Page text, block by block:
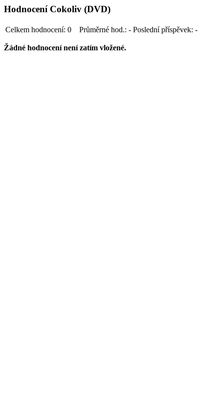
Hodnocení Cokoliv (DVD)
Celkem hodnocení: 0 Průměrné hod.: - Poslední příspěvek: -
Žádné hodnocení není zatím vložené.